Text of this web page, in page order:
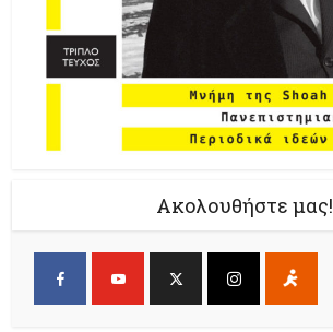
Ακολουθήστε μας!